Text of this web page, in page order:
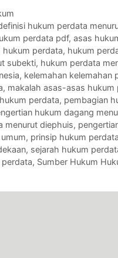
hukum perdata
perdata pdf, asas
perdata, hukum
subekti, hukum perdata
, kelemahan kelemahan
, makalah asas-asas hukum
perdata, pembagian
hukum dagang
menurut diephuis,
, prinsip hukum
, sejarah hukum
, Sumber Hukum